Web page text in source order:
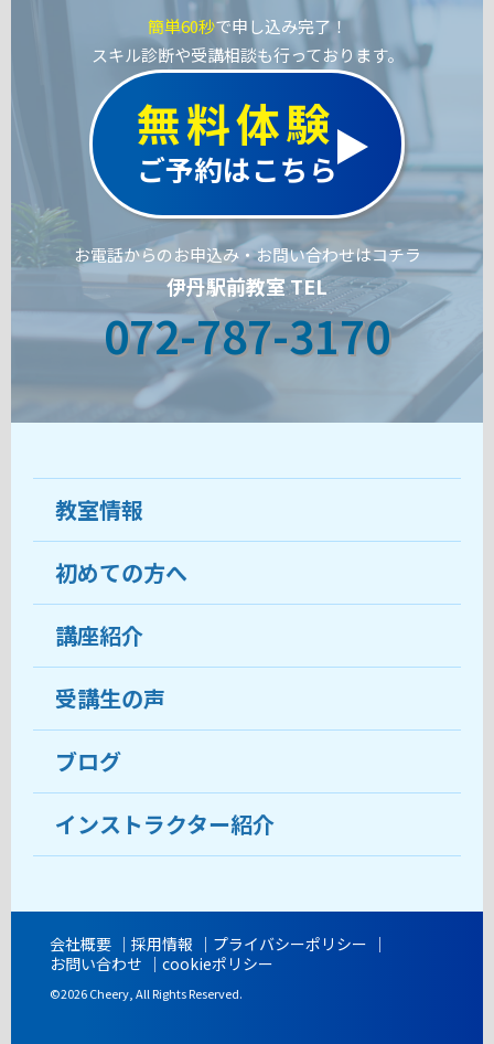
簡単60秒で申し込み完了！
スキル診断や受講相談も行っております。
無料体験
ご予約はこちら
お電話からのお申込み・お問い合わせはコチラ
伊丹駅前教室 TEL
072-787-3170
教室情報
教室について
受講生の声
おすすめ・人気の講座
目的から講座を探す
教室ブログ
開講時間
初めての方へ
ココがおすすめ
料金
受講までの流れ
よくあるご質問
講座紹介
受講生の声
ブログ
インストラクター紹介
会社概要 採用情報
プライバシーポリシー
お問い合わせ
cookieポリシー
©2026 Cheery, All Rights Reserved.